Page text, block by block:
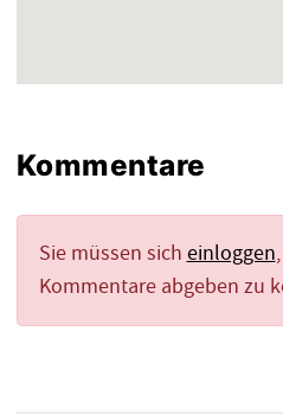
Kommentare
Sie müssen sich einloggen
Kommentare abgeben zu